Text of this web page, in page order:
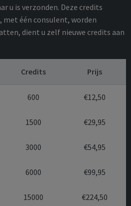
u is verzonden. Deze credits
met één consulent, worden
dient u zelf nieuwe credits aan
Credits Prijs
600 €12,50
1500 €29,95
3000 €54,95
6000 €99,95
15000 €224,50